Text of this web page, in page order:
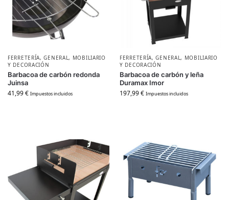
FERRETERÍA,GENERAL, MOBILIARIO
Y DECORACIÓN
Barbacoa de carbón redonda
Juinsa
41,99€ Impuestos incluidos
FERRETERÍA,GENERAL, MOBILIARIO
Y DECORACIÓN
Barbacoa de carbón y leña
Duramax Imor
197,99€ Impuestos incluidos